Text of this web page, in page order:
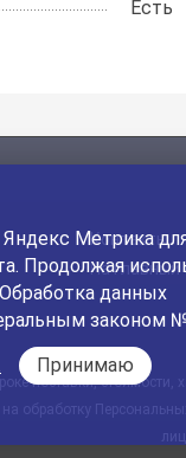
Есть
Контакты
На главный
поставки, стоимости,
обработку
Метрика
Продолжая
данных
законом
Принимаю